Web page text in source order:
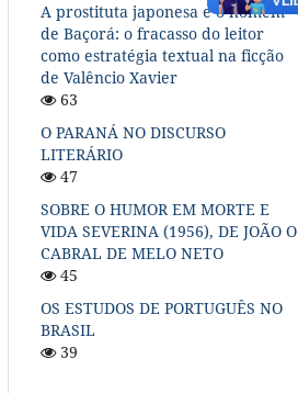
A prostituta japonesa e o homem
de Baçorá: o fracasso do leitor
como estratégia textual na ficção
de Valêncio Xavier
63
O PARANÁ NO DISCURSO
LITERÁRIO
47
SOBRE O HUMOR EM MORTE E
VIDA SEVERINA (1956), DE JOÃO O
CABRAL DE MELO NETO
45
OS ESTUDOS DE PORTUGUÊS NO
BRASIL
39